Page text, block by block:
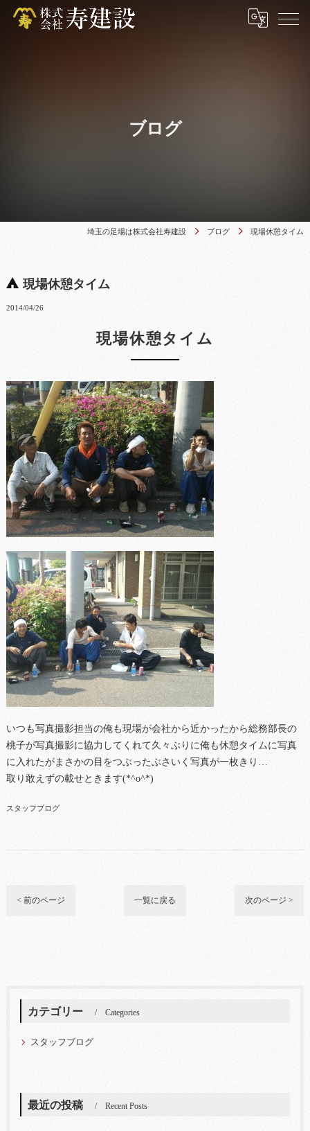
ブログ
埼玉の足場は株式会社寿建設 ブログ 現場休憩タイム
現場休憩タイム
2014/04/26
現場休憩タイム
いつも写真撮影担当の俺も現場が会社から近かったから総務部長の
桃子が写真撮影に協力してくれて久々ぶりに俺も休憩タイムに写真
に入れたがまさかの目をつぶったぶさいく写真が一枚きり…
取り敢えずの載せときます(*^o^*)
スタッフブログ
< 前のページ 一覧に戻る 次のページ >
カテゴリー Categories
スタッフブログ
最近の投稿 Recent Posts